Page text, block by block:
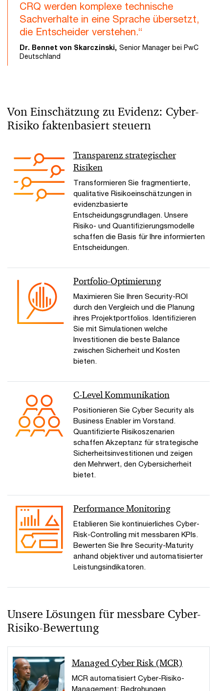
CRQ werden komplexe technische
Sachverhalte in eine Sprache übersetzt,
die Entscheider verstehen.“
Dr. Bennet von Skarczinski, Senior Manager bei PwC
Deutschland
Von Einschätzung zu Evidenz: Cyber-
Risiko faktenbasiert steuern
Transparenz strategischer
Risiken
Transformieren Sie fragmentierte,
qualitative Risikoeinschätzungen in
evidenzbasierte
Entscheidungsgrundlagen. Unsere
Risiko- und Quantifizierungsmodelle
schaffen die Basis für Ihre informierten
Entscheidungen.
Portfolio-Optimierung
Maximieren Sie Ihren Security-ROI
durch den Vergleich und die Planung
ihres Projektportfolios. Identifizieren
Sie mit Simulationen welche
Investitionen die beste Balance
zwischen Sicherheit und Kosten
bieten.
C-Level Kommunikation
Positionieren Sie Cyber Security als
Business Enabler im Vorstand.
Quantifizierte Risikoszenarien
schaffen Akzeptanz für strategische
Sicherheitsinvestitionen und zeigen
den Mehrwert, den Cybersicherheit
bietet.
Performance Monitoring
Etablieren Sie kontinuierliches Cyber-
Risk-Controlling mit messbaren KPIs.
Bewerten Sie Ihre Security-Maturity
anhand objektiver und automatisierter
Leistungsindikatoren.
Unsere Lösungen für messbare Cyber-
Risiko-Bewertung
Managed Cyber Risk (MCR)
MCR automatisiert Cyber-Risiko-
Management: Bedrohungen